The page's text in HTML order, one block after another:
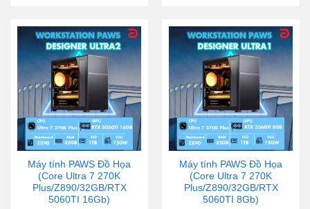
Máy tính PAWS Đồ Họa
(Core Ultra 7 270K
Plus/Z890/32GB/RTX
5060TI 16Gb)
Máy tính PAWS Đồ Họa
(Core Ultra 7 270K
Plus/Z890/32GB/RTX
5060TI 8Gb)